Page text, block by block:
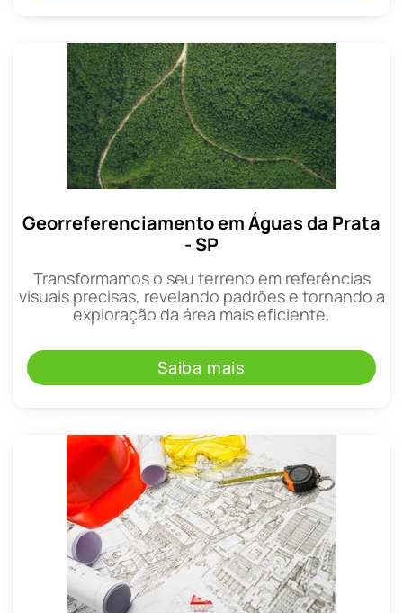
Georreferenciamento em Águas da Prata
- SP
Transformamos o seu terreno em referências
visuais precisas, revelando padrões e tornando a
exploração da área mais eficiente.
Saiba mais